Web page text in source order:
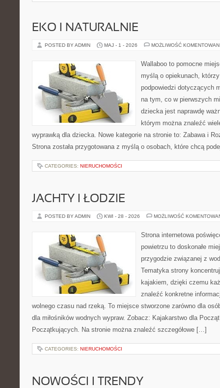
EKO I NATURALNIE
POSTED BY ADMIN MAJ - 1 - 2026 MOŻLIWOŚĆ
Wallaboo to pomocne
myślą o opiekunach,
podpowiedzi dotyczących
na tym, co w pierwszych
dziecka jest naprawdę
którym można znaleźć
wyprawką dla dziecka. Nowe kategorie na stronie to: Zabawa i
Strona została przygotowana z myślą o osobach, które chcą
CATEGORIES: NIERUCHOMOŚCI
JACHTY I ŁODZIE
POSTED BY ADMIN KWI - 28 - 2026 MOŻLIWOŚĆ
Strona internetowa
powietrzu to doskonałe
przygodzie związanej z
Tematyka strony
kajakiem, dzięki czemu
znaleźć konkretne
wolnego czasu nad rzeką. To miejsce stworzone zarówno dla
dla miłośników wodnych wypraw. Zobacz: Kajakarstwo dla
Początkujących. Na stronie można znaleźć szczegółowe […]
CATEGORIES: NIERUCHOMOŚCI
NOWOŚCI I TRENDY